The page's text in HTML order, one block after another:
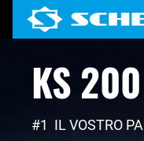
KS
#1 IL VOSTRO